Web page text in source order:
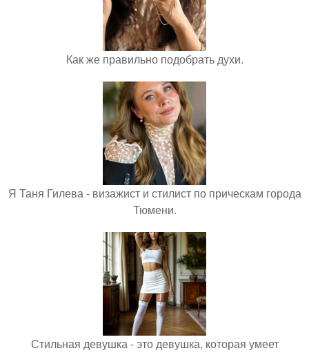
Как же правильно подобрать духи.
Я Таня Гилева - визажист и стилист по прическам города
Тюмени.
Стильная девушка - это девушка, которая умеет